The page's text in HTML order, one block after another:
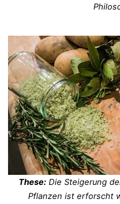
These:Die Steigerung
Pflanzen ist erforscht